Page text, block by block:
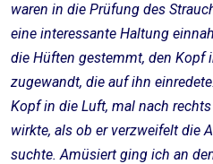
waren in die Prüfung des
eine interessante Haltung
die Hüften gestemmt, den Kopf
zugewandt, die auf ihn
Kopf in die Luft, mal nach
wirkte, als ob er verzweifelt die
suchte. Amüsiert ging ich an